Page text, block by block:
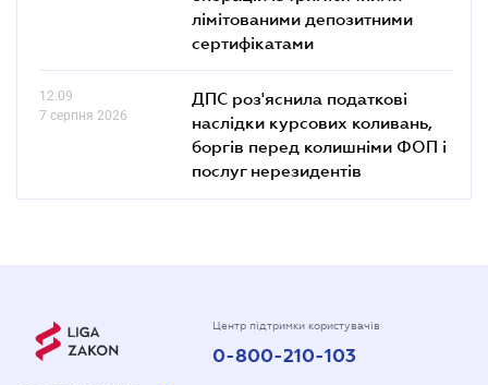
лімітованими депозитними
сертифікатами
12.09
7 серпня 2026
ДПС роз'яснила податкові
наслідки курсових коливань,
боргів перед колишніми ФОП і
послуг нерезидентів
Центр підтримки користувачів
0-800-210-103